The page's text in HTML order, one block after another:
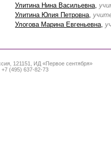
Улитина Нина Васильевна
Улитина Юлия Петровна
Улогова Марина Евгеньевна
121151
ИД «Первое сентября»
+7 (495) 637-82-73